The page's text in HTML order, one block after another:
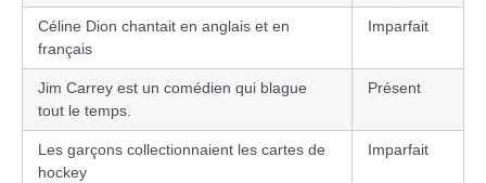
Céline Dion chantait en anglais et en
français
Imparfait
Jim Carrey est un comédien qui blague
tout le temps.
Présent
Les garçons collectionnaient les cartes de
hockey
Imparfait